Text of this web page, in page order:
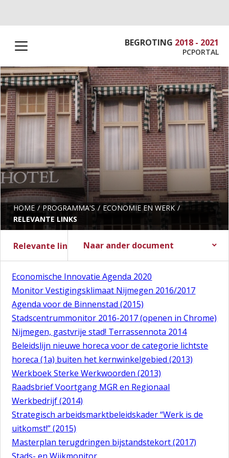
BEGROTING 2018 - 2021
PCPORTAL
HOME PROGRAMMA'S
ECONOMIE EN WERK
RELEVANTE LINKS
Naar ander document
Stadsbegroting 2017
Zomernota 2017
Slotwijziging 2016
Stadsrekening 2016
Stads- en Wijkmonitor
Relevante links
Economische Innovatie Agenda 2020
Monitor Vestigingsklimaat Nijmegen 2016/2017
Agenda voor de Binnenstad (2015)
Stadscentrummonitor 2016-2017 (openen in Chrome)
Nijmegen, gastvrije stad! Terrassennota 2014
Beleidslijn nieuwe horeca voor de categorie lichtste
horeca (1a) buiten het kernwinkelgebied (2013)
Werkboek Sterke Werkwoorden (2013)
Raadsbrief Voortgang MGR en Regionaal
Werkbedrijf (2014)
Strategisch arbeidsmarktbeleidskader “Werk is de
uitkomst!” (2015)
Masterplan terugdringen bijstandstekort (2017)